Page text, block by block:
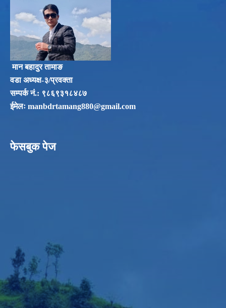
मान बहादुर तामाङ
वडा अध्यक्ष-३/प्रवक्ता
सम्पर्क नं‌.: ९८६९३१८४८७
ईमेलः manbdrtamang880@gmail.com
फेसबुक पेज